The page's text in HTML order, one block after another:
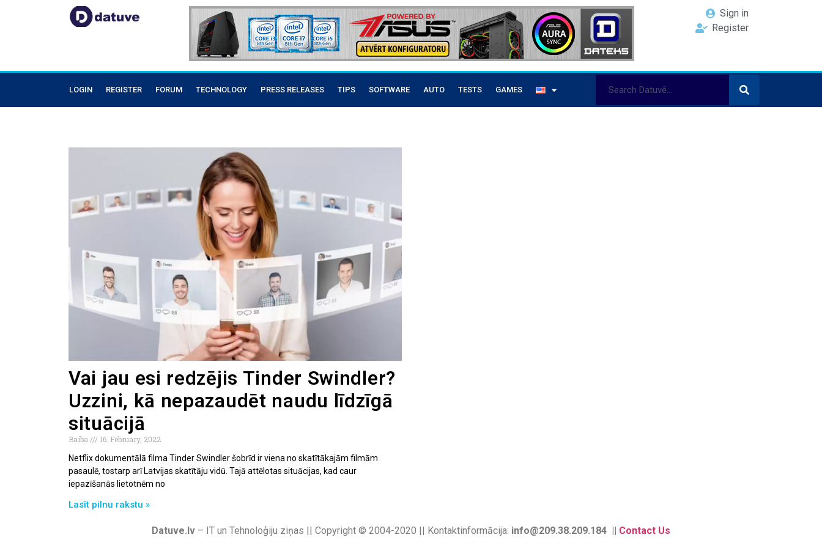
Sign in
Register
LOGIN REGISTER FORUM TECHNOLOGY PRESS RELEASES TIPS SOFTWARE AUTO TESTS GAMES
Vai jau esi redzējis Tinder Swindler?
Uzzini, kā nepazaudēt naudu līdzīgā
situācijā
Baiba
16. February, 2022
Netflix dokumentālā filma Tinder Swindler šobrīd ir viena no skatītākajām filmām
pasaulē, tostarp arī Latvijas skatītāju vidū. Tajā attēlotas situācijas, kad caur
iepazīšanās lietotnēm no
Lasīt pilnu rakstu »
Datuve.lv – IT un Tehnoloģiju ziņas || Copyright © 2004-2020 || Kontaktinformācija: info@209.38.209.184 || Contact Us